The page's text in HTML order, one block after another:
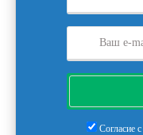
Согласие с